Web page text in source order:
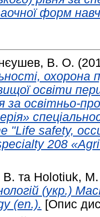
форм
В. О.
охорона
освіти
за освітньо-
"Life safety,
208
В. та Holotiuk,
(укр.)
(en.). [Опис